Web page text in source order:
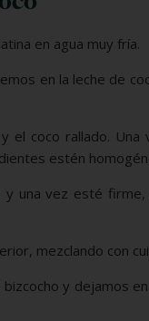
en agua muy fría.
en la leche de
coco rallado.
estén
y una vez esté firme,
mezclando con
y dejamos